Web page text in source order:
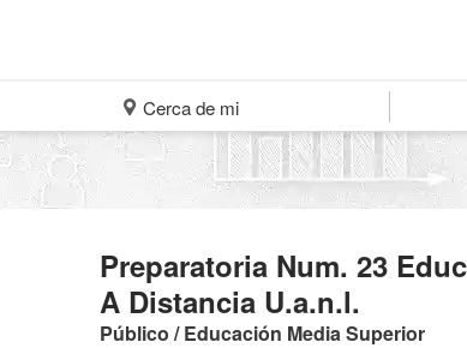
Cerca de mi
Preparatoria Num. 23
A Distancia U.a.n.l.
Público / Educación Media Superior